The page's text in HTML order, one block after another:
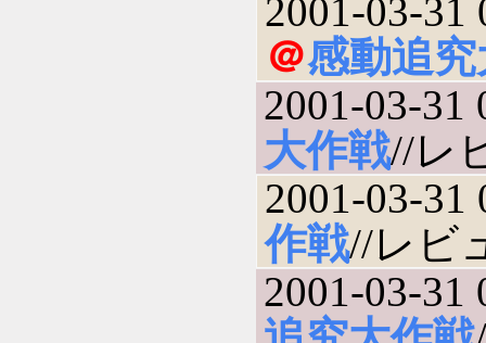
2001-03-31
＠感動追
2001-03-31
大作戦//レ
2001-03-31
作戦//レビ
2001-03-31